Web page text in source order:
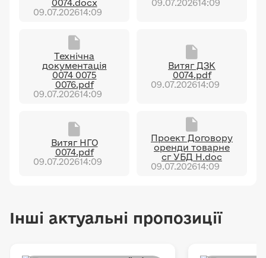
0074.docx
09.07.202614:09
09.07.202614:09
Технічна
документація
0074 0075
0076.pdf
09.07.202614:09
Витяг ДЗК
0074.pdf
09.07.202614:09
Витяг НГО
0074.pdf
09.07.202614:09
Проект Договору
оренди товарне
сг УБД Н.doc
09.07.202614:09
Інші актуальні пропозиції